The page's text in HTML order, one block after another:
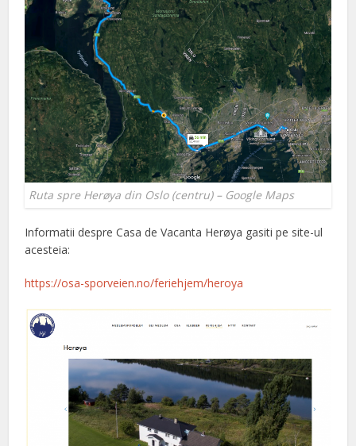
Ruta spre Herøya din Oslo (centru) – Google Maps
Informatii despre Casa de Vacanta Herøya gasiti pe site-ul
acesteia:
https://osa-sporveien.no/feriehjem/heroya